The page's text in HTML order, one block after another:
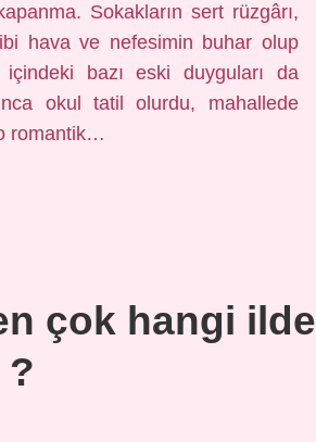
Sokakların sert rüzgârı,
hava ve nefesimin buhar olup
bazı eski duyguları da
okul tatil olurdu, mahallede
romantik…
çok hangi ilde
?